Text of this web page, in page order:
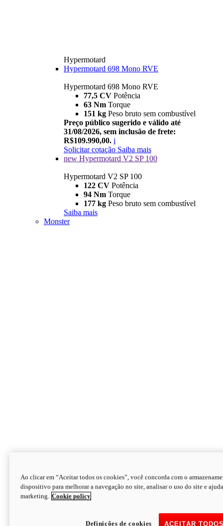
Hypermotard
Hypermotard 698 Mono RVE
Hypermotard 698 Mono RVE
77,5 CV Potência
63 Nm Torque
151 kg Peso bruto sem combustível
Preço público sugerido e válido até
31/08/2026, sem inclusão de frete:
R$109.990,00. i
Solicitar cotação Saiba mais
new Hypermotard V2 SP 100
Hypermotard V2 SP 100
122 CV Potência
94 Nm Torque
177 kg Peso bruto sem combustível
Saiba mais
Monster
Ao clicar em “Aceitar todos os cookies”, você concorda com o
dispositivo para melhorar a navegação no site, analisar o uso do site e
marketing. Cookie policy
ACEITAR
Definições de cookies